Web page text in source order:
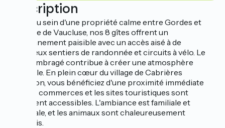
Description
Situés au sein d'une propriété calme entre Gordes et
Fontaine de Vaucluse, nos 8 gîtes offrent un
environnement paisible avec un accès aisé à de
nombreux sentiers de randonnée et circuits à vélo. Le
jardin ombragé contribue à créer une atmosphère
tranquille. En plein cœur du village de Cabrières
d'Avignon, vous bénéficiez d'une proximité immédiate
avec les commerces et les sites touristiques sont
facilement accessibles. L'ambiance est familiale et
conviviale, et les animaux sont chaleureusement
accueillis.